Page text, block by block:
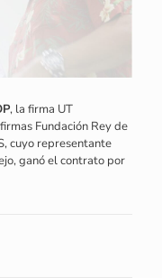
, la firma UT
Fundación Rey de
cuyo representante
ganó el contrato por